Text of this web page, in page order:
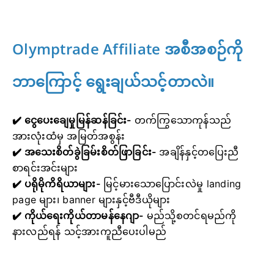
Olymptrade Affiliate အစီအစဉ်ကို
ဘာကြောင့် ရွေးချယ်သင့်တာလဲ။
✔️ ငွေပေးချေမှုမြန်ဆန်ခြင်း- တက်ကြွသောကုန်သည်
အားလုံးထံမှ အမြတ်အစွန်း
✔️ အသေးစိတ်ခွဲခြမ်းစိတ်ဖြာခြင်း- အချိန်နှင့်တပြေးညီ
စာရင်းအင်းများ
✔️ ပရိုမိုကိရိယာများ-မြင့်မားသောပြောင်းလဲမှု landing
page များ၊ banner များနှင့်ဗီဒီယိုများ
✔️ ကိုယ်ရေးကိုယ်တာမန်နေဂျာ- မည်သို့စတင်ရမည်ကို
နားလည်ရန် သင့်အားကူညီပေးပါမည်